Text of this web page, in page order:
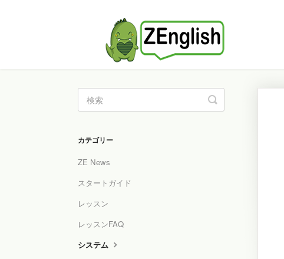
Toggle
Search
カテゴリー
ZE News
スタートガイド
レッスン
レッスンFAQ
システム